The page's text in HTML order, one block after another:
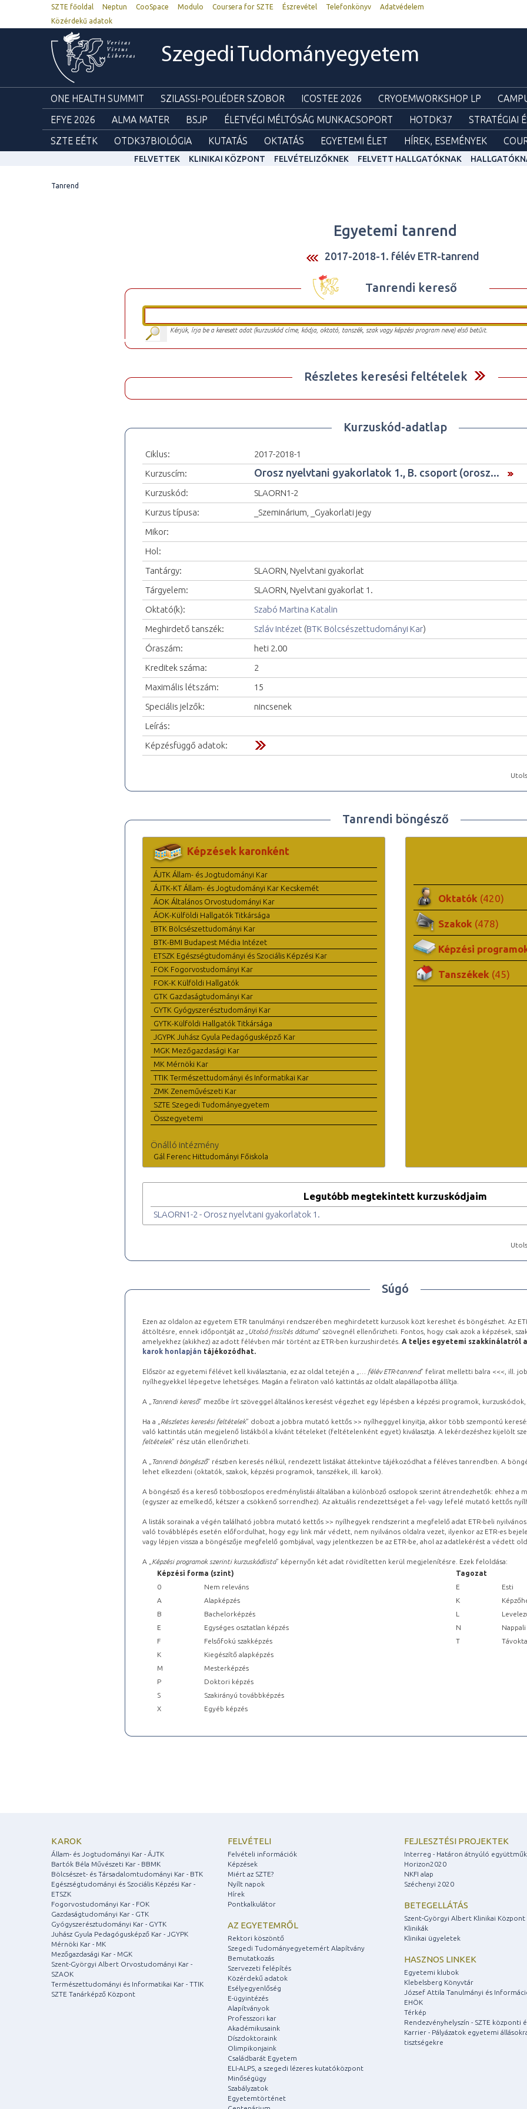
SZTE főoldal Neptun CooSpace Modulo Coursera for SZTE Észrevétel Telefonkönyv
Adatvédelem
Közérdekű adatok
Szegedi Tudományegyetem
ONE HEALTH SUMMIT SZILASSI-POLIÉDER SZOBOR ICOSTEE 2026 CRYOEMWORKSHOP LP
EFYE 2026
ALMA MATER BSJP ÉLETVÉGI MÉLTÓSÁG MUNKACSOPORT HOTDK37 STRATÉGIAI
SZTE EÉTK
OTDK37BIOLÓGIA KUTATÁS OKTATÁS EGYETEMI ÉLET HÍREK, ESEMÉNYEK
FELVETTEK KLINIKAI KÖZPONT FELVÉTELIZŐKNEK FELVETT HALLGATÓKNAK
Tanrend
Egyetemi tanrend
2017-2018-1. félév ETR-tanrend
Tanrendi kereső
Kérjük, írja be a keresett adat (kurzuskód címe, kódja, oktató, tanszék, szak vagy képzési program neve) első betűit.
Részletes keresési feltételek
Kurzuskód-adatlap
Ciklus:
2017-2018-1
Kurzuscím:
Orosz nyelvtani gyakorlatok 1., B. csoport (orosz...
Kurzuskód:
SLAORN1-2
Kurzus típusa:
_Szeminárium, _Gyakorlati jegy
Mikor:
Hol:
Tantárgy:
SLAORN, Nyelvtani gyakorlat
Tárgyelem:
SLAORN, Nyelvtani gyakorlat 1.
Oktató(k):
Szabó Martina Katalin
Meghirdető tanszék:
Szláv Intézet (BTK Bölcsészettudományi Kar)
Óraszám:
heti 2.00
Kreditek száma:
2
Maximális létszám:
15
Speciális jelzők:
nincsenek
Leírás:
Képzésfüggő adatok:
Tanrendi böngésző
Képzések karonként
ÁJTK Állam- és Jogtudományi Kar
ÁJTK-KT Állam- és Jogtudományi Kar Kecskemét
ÁOK Általános Orvostudományi Kar
ÁOK-Külföldi Hallgatók Titkársága
BTK Bölcsészettudományi Kar
BTK-BMI Budapest Média Intézet
ETSZK Egészségtudományi és Szociális Képzési Kar
FOK Fogorvostudományi Kar
FOK-K Külföldi Hallgatók
GTK Gazdaságtudományi Kar
GYTK Gyógyszerésztudományi Kar
GYTK-Külföldi Hallgatók Titkársága
JGYPK Juhász Gyula Pedagógusképző Kar
MGK Mezőgazdasági Kar
MK Mérnöki Kar
TTIK Természettudományi és Informatikai Kar
ZMK Zeneművészeti Kar
SZTE Szegedi Tudományegyetem
Összegyetemi
Önálló intézmény
Gál Ferenc Hittudományi Főiskola
Oktatók (420)
Szakok (478)
Képzési
Tanszékek (45)
Legutóbb megtekintett kurzuskódjaim
SLAORN1-2 - Orosz nyelvtani gyakorlatok 1.
Súgó
Ezen az oldalon az egyetem ETR tanulmányi rendszerében meghirdetett kurzusok közt kereshet és böngészhet. Az
áttöltésre, ennek időpontját az „ Utolsó frissítés dátuma” szövegnél ellenőrizheti. Fontos, hogy csak azok a képzések,
amelyekhez (akikhez) az adott félévben már történt az ETR-ben kurzushirdetés. A teljes egyetemi szakkínálatról a
karok honlapján tájékozódhat.
Először az egyetemi félévet kell kiválasztania, ez az oldal tetején a „ … félév ETR-tanrend” felirat melletti balra <<<, ill.
nyílhegyekkel lépegetve lehetséges. Magán a feliraton való kattintás az oldalt alapállapotba állítja.
A „ Tanrendi kereső” mezőbe írt szöveggel általános keresést végezhet egy lépésben a képzési programok,
Ha a „ Részletes keresési feltételek” dobozt a jobbra mutató kettős >> nyílheggyel kinyitja, akkor több szempontú
való kattintás után megjelenő listákból a kívánt tételeket (feltételenként egyet) kiválasztja. A lekérdezéshez kijelölt
feltételek” rész után ellenőrizheti.
A „ Tanrendi böngésző” részben keresés nélkül, rendezett listákat áttekintve tájékozódhat a féléves tanrendben. A
lehet elkezdeni (oktatók, szakok, képzési programok, tanszékek, ill. karok).
A böngésző és a kereső többoszlopos eredménylistái általában a különböző oszlopok szerint átrendezhetők: ehhez a
(egyszer az emelkedő, kétszer a csökkenő sorrendhez). Az aktuális rendezettséget a fel- vagy lefelé mutató kettős
A listák sorainak a végén található jobbra mutató kettős >> nyílhegyek rendszerint a megfelelő adat ETR-beli
való továbblépés esetén előfordulhat, hogy egy link már védett, nem nyilvános oldalra vezet, ilyenkor az ETR-es
vagy lépjen vissza a böngészője megfelelő gombjával, vagy jelentkezzen be az ETR-be, ahol az adatlekérést a védett
A „ Képzési programok szerinti kurzuskódlista” képernyőn két adat rövidítetten kerül megjelenítésre. Ezek feloldása:
Képzési forma (szint)
Tagozat
0
Nem releváns E
Esti
A
Alapképzés K
B
Bachelorképzés L
E
Egységes osztatlan képzés N
Nappali
F
Felsőfokú szakképzés T
K
Kiegészítő alapképzés
M
Mesterképzés
P
Doktori képzés
S
Szakirányú továbbképzés
X
Egyéb képzés
KAROK
Állam- és Jogtudományi Kar - ÁJTK
Bartók Béla Művészeti Kar - BBMK
Bölcsészet- és Társadalomtudományi Kar - BTK
Egészségtudományi és Szociális Képzési Kar -
ETSZK
Fogorvostudományi Kar - FOK
Gazdaságtudományi Kar - GTK
Gyógyszerésztudományi Kar - GYTK
Juhász Gyula Pedagógusképző Kar - JGYPK
Mérnöki Kar - MK
Mezőgazdasági Kar - MGK
Szent-Györgyi Albert Orvostudományi Kar -
SZAOK
Természettudományi és Informatikai Kar - TTIK
SZTE Tanárképző Központ
FELVÉTELI
Felvételi információk
Képzések
Miért az SZTE?
Nyílt napok
Hírek
Pontkalkulátor
AZ EGYETEMRŐL
Rektori köszöntő
Szegedi Tudományegyetemért Alapítvány
Bemutatkozás
Szervezeti felépítés
Közérdekű adatok
Esélyegyenlőség
E-ügyintézés
Alapítványok
Professzori kar
Akadémikusaink
Díszdoktoraink
Olimpikonjaink
Családbarát Egyetem
ELI-ALPS, a szegedi lézeres kutatóközpont
Minőségügy
Szabályzatok
Egyetemtörténet
FEJLESZTÉSI PROJEKTEK
Interreg - Határon átnyúló
Horizon2020
NKFI alap
Széchenyi 2020
BETEGELLÁTÁS
Szent-Györgyi Albert Klinikai Központ
Klinikák
Klinikai ügyeletek
HASZNOS LINKEK
Egyetemi klubok
Klebelsberg Könyvtár
József Attila Tanulmányi és
EHÖK
Térkép
Rendezvényhelyszín - SZTE központi
Karrier - Pályázatok egyetemi
tisztségekre